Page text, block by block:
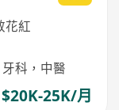
花紅
科，中醫
$20K-25K/月